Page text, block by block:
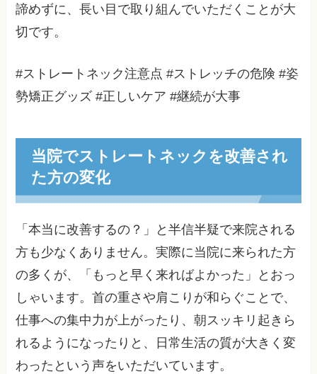
諦めずに、長い目で取り組んでいただくことが大
切です。
#ストレートネック注意点 #ストレッチの危険 #姿
勢矯正グッズ #正しいケア #継続が大事
当院でストレートネックを改善され
た方の変化
「本当に改善するの？」と半信半疑で来院される
方も少なくありません。実際に当院に来られた方
の多くが、「もっと早く来ればよかった」とおっ
しゃいます。首の重さや肩こりが和らぐことで、
仕事への集中力が上がったり、朝スッキリ起きら
れるようになったりと、日常生活の質が大きく変
わったという声をいただいています。